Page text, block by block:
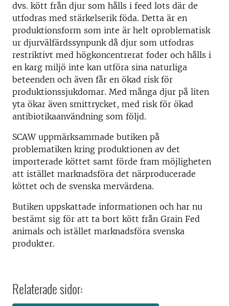
dvs. kött från djur som hålls i feed lots där de
utfodras med stärkelserik föda. Detta är en
produktionsform som inte är helt oproblematisk
ur djurvälfärdssynpunk då djur som utfodras
restriktivt med högkoncentrerat foder och hålls i
en karg miljö inte kan utföra sina naturliga
beteenden och även får en ökad risk för
produktionssjukdomar. Med många djur på liten
yta ökar även smittrycket, med risk för ökad
antibiotikaanvändning som följd.
SCAW uppmärksammade butiken på
problematiken kring produktionen av det
importerade köttet samt förde fram möjligheten
att istället marknadsföra det närproducerade
köttet och de svenska mervärdena.
Butiken uppskattade informationen och har nu
bestämt sig för att ta bort kött från Grain Fed
animals och istället marknadsföra svenska
produkter.
Relaterade sidor: